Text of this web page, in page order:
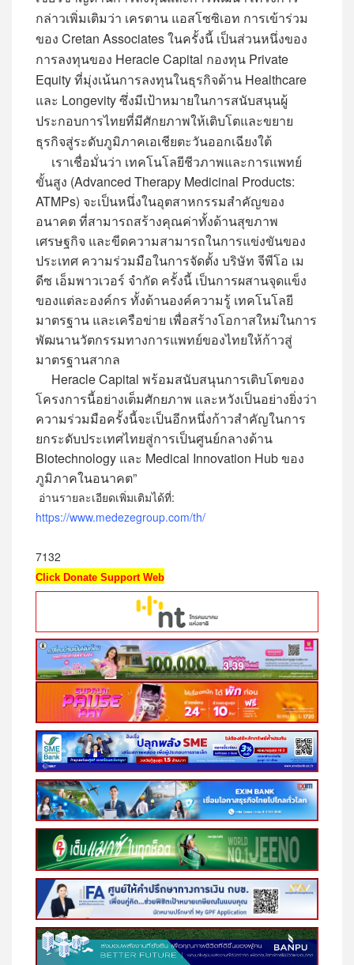
กล่าวเพิ่มเติมว่า เครตาน แอสโซซิเอท การเข้าร่วม
ของ Cretan Associates ในครั้งนี้ เป็นส่วนหนึ่งของ
การลงทุนของ Heracle Capital กองทุน Private
Equity ที่มุ่งเน้นการลงทุนในธุรกิจด้าน Healthcare
และ Longevity ซึ่งมีเป้าหมายในการสนับสนุนผู้
ประกอบการไทยที่มีศักยภาพให้เติบโตและขยาย
ธุรกิจสู่ระดับภูมิภาคเอเชียตะวันออกเฉียงใต้
เราเชื่อมั่นว่า เทคโนโลยีชีวภาพและการแพทย์
ขั้นสูง (Advanced Therapy Medicinal Products:
ATMPs) จะเป็นหนึ่งในอุตสาหกรรมสำคัญของ
อนาคต ที่สามารถสร้างคุณค่าทั้งด้านสุขภาพ
เศรษฐกิจ และขีดความสามารถในการแข่งขันของ
ประเทศ ความร่วมมือในการจัดตั้ง บริษัท จีพีโอ เม
ดีซ เอ็มพาวเวอร์ จำกัด ครั้งนี้ เป็นการผสานจุดแข็ง
ของแต่ละองค์กร ทั้งด้านองค์ความรู้ เทคโนโลยี
มาตรฐาน และเครือข่าย เพื่อสร้างโอกาสใหม่ในการ
พัฒนานวัตกรรมทางการแพทย์ของไทยให้ก้าวสู่
มาตรฐานสากล
Heracle Capital พร้อมสนับสนุนการเติบโตของ
โครงการนี้อย่างเต็มศักยภาพ และหวังเป็นอย่างยิ่งว่า
ความร่วมมือครั้งนี้จะเป็นอีกหนึ่งก้าวสำคัญในการ
ยกระดับประเทศไทยสู่การเป็นศูนย์กลางด้าน
Biotechnology และ Medical Innovation Hub ของ
ภูมิภาคในอนาคต”
อ่านรายละเอียดเพิ่มเติมได้ที่:
https://www.medezegroup.com/th/
7132
Click Donate Support Web